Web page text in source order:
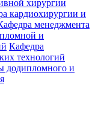
хирургии
кардиохирургии и
менеджмента
и
Кафедра
технологий
додипломного и